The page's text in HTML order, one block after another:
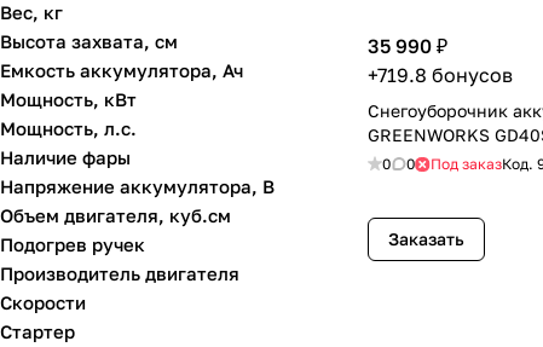
35 990 ₽
+719.8 бонусов
Снегоуборочник
GREENWORKS
0 0 Под заказКод.
Заказать
Huter
Hyundai
MASTER YARD
MTD
Prorab
SNIRREX
ЗУБР
Вес, кг
Высота захвата, см
Емкость аккумулятора, Ач
Мощность, кВт
Мощность, л.с.
Наличие фары
Напряжение аккумулятора, В
Объем двигателя, куб.см
Подогрев ручек
Производитель двигателя
Скорости
Стартер